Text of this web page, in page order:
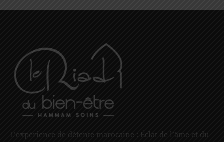
L’expérience de détente marocaine : Éclat de l’âme et du